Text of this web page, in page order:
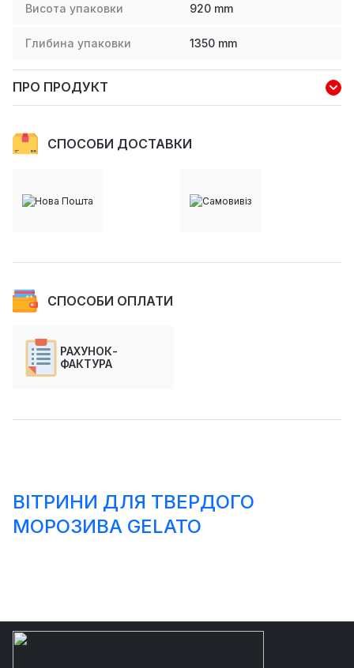
Висота упаковки 920 mm
Глибина упаковки 1350 mm
ПРО ПРОДУКТ
СПОСОБИ ДОСТАВКИ
СПОСОБИ ОПЛАТИ
РАХУНОК-
ФАКТУРА
ВІТРИНИ ДЛЯ ТВЕРДОГО
МОРОЗИВА GELATO